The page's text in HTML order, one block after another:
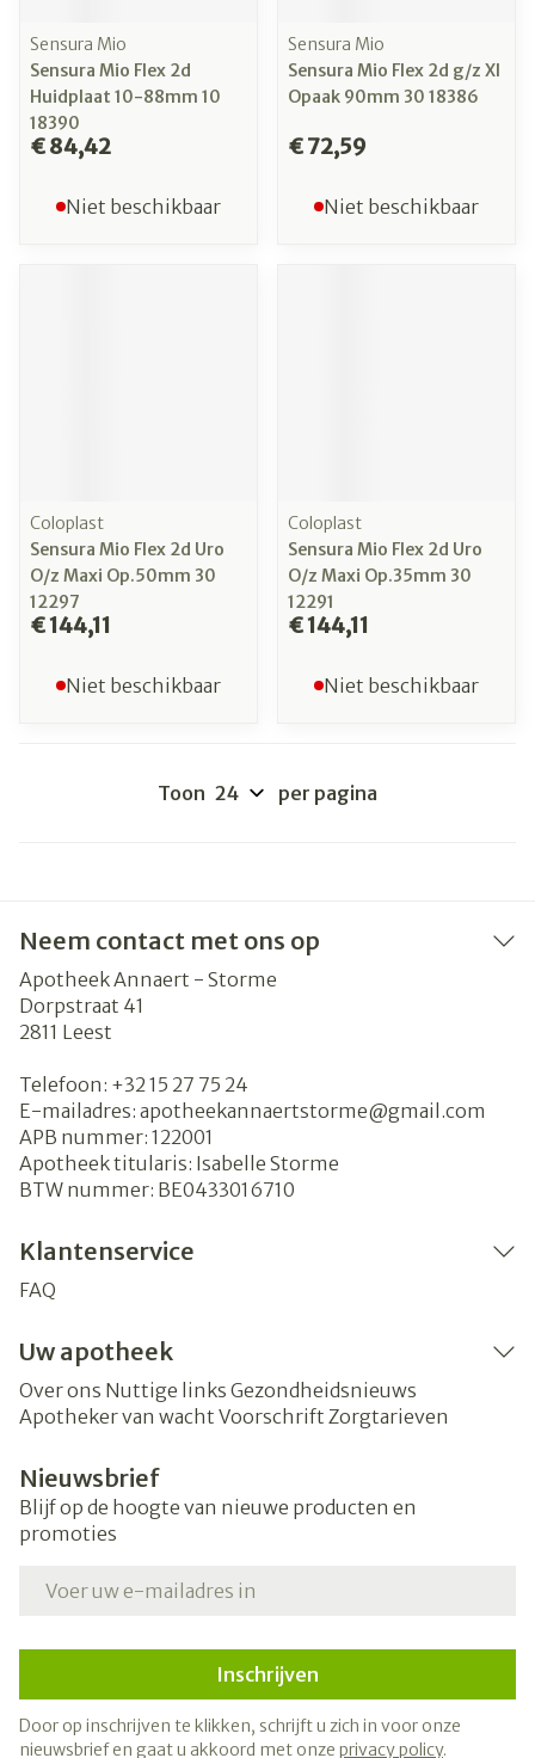
Sensura Mio
Sensura Mio Flex 2d
Huidplaat 10-88mm 10
18390
€ 84,42
Niet beschikbaar
Sensura Mio
Sensura Mio Flex 2d g/z Xl
Opaak 90mm 30 18386
€ 72,59
Niet beschikbaar
Coloplast
Sensura Mio Flex 2d Uro
O/z Maxi Op.50mm 30
12297
€ 144,11
Niet beschikbaar
Coloplast
Sensura Mio Flex 2d Uro
O/z Maxi Op.35mm 30
12291
€ 144,11
Niet beschikbaar
Toon per pagina
Neem contact met ons op
Apotheek Annaert - Storme
Dorpstraat 41
2811 Leest
Telefoon: +32 15 27 75 24
E-mailadres: apotheekannaertstorme@gmail.com
APB nummer: 122001
Apotheek titularis: Isabelle Storme
BTW nummer: BE0433016710
Klantenservice
FAQ
Uw apotheek
Over ons Nuttige links Gezondheidsnieuws
Apotheker van wacht Voorschrift Zorgtarieven
Nieuwsbrief
Blijf op de hoogte van nieuwe producten en
promoties
Inschrijven
Door op inschrijven te klikken, schrijft u zich in voor onze
nieuwsbrief en gaat u akkoord met onze privacy policy.